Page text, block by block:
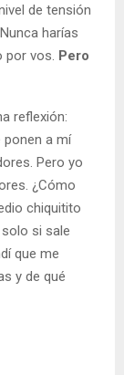
de tensión
harías
por vos. Pero
reflexión:
ponen a mí
Pero yo
¿Cómo
chiquitito
si sale
que me
y de qué